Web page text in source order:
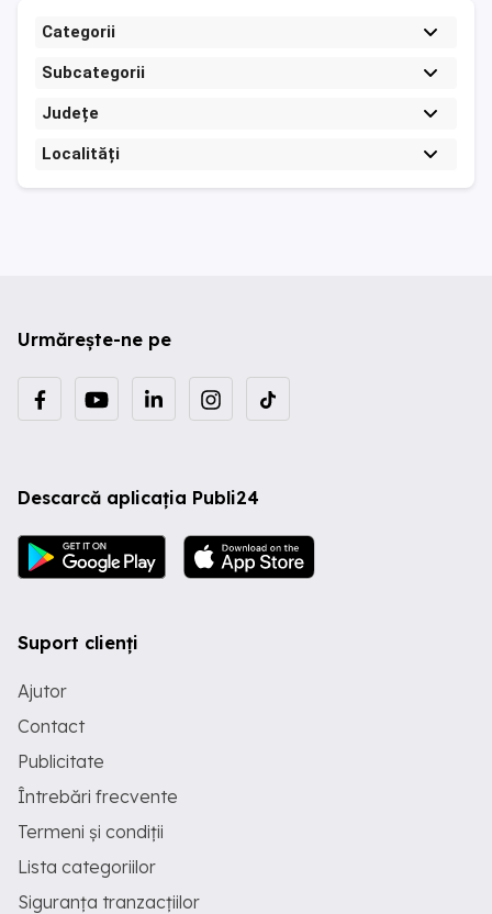
Categorii
Subcategorii
Județe
Localități
Urmărește-ne pe
Descarcă aplicația Publi24
Suport clienți
Ajutor
Contact
Publicitate
Întrebări frecvente
Termeni și condiții
Lista categoriilor
Siguranța tranzacțiilor